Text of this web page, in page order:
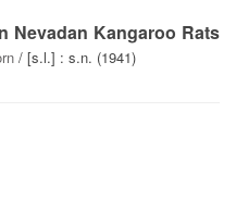
Nevadan Kangaroo Rats
/ [s.l.] : s.n. (1941)